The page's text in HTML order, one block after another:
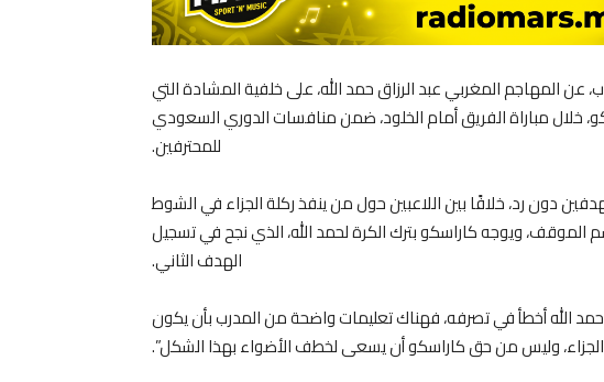
عن المهاجم المغربي عبد الرزاق حمد الله، على خلفية المشادة التي
خلال مباراة الفريق أمام الخلود، ضمن منافسات الدوري السعودي
للمحترفين.
دون رد، خلافًا بين اللاعبين حول من ينفذ ركلة الجزاء في الشوط
الموقف، ويوجه كاراسكو بترك الكرة لحمد الله، الذي نجح في تسجيل
الهدف الثاني.
حمد الله أخطأ في تصرفه، فهناك تعليمات واضحة من المدرب بأن يكون
الجزاء، وليس من حق كاراسكو أن يسعى لخطف الأضواء بهذا الشكل”.